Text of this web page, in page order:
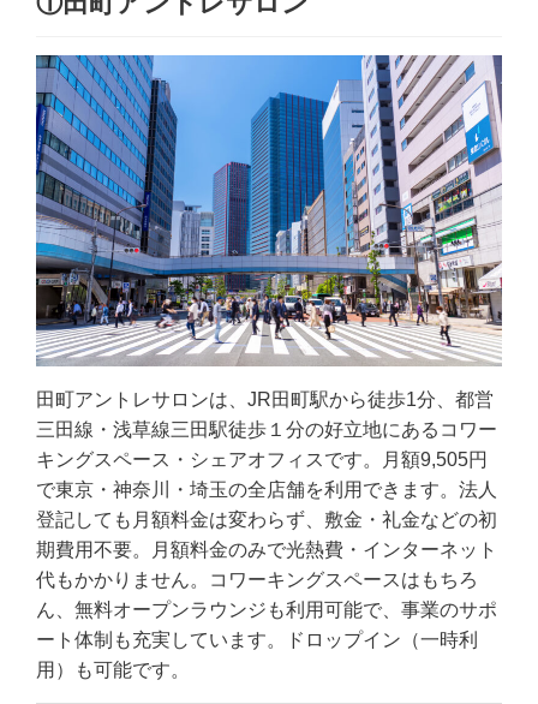
田町アントレサロンは、JR田町駅から徒歩1分、都営
三田線・浅草線三田駅徒歩１分の好立地にあるコワー
キングスペース・シェアオフィスです。月額9,505円
で東京・神奈川・埼玉の全店舗を利用できます。法人
登記しても月額料金は変わらず、敷金・礼金などの初
期費用不要。月額料金のみで光熱費・インターネット
代もかかりません。コワーキングスペースはもちろ
ん、無料オープンラウンジも利用可能で、事業のサポ
ート体制も充実しています。ドロップイン（一時利
用）も可能です。